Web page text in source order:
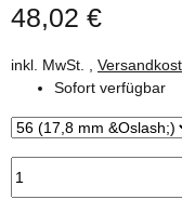
48,02 €
inkl. MwSt. ,
Sofort verfügbar